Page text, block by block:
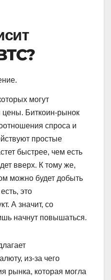
могут
цены. Биткоин-рынок
спроса и
простые
быстрее, чем есть
вверх. К тому же,
можно будет добыть
это
А значит, со
начнут повышаться.
из-за чего
рынка, которая могла